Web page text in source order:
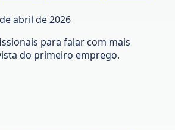
abril de 2026
para falar com mais
do primeiro emprego.